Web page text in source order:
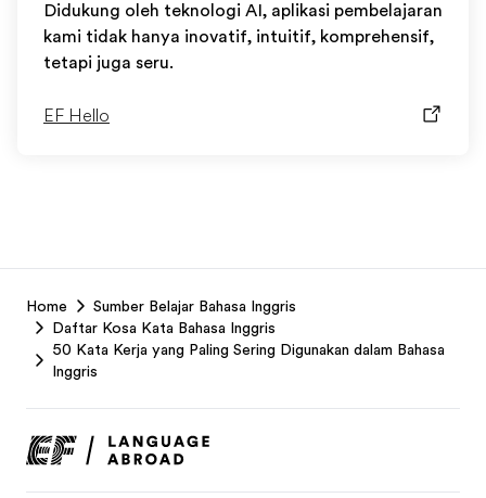
Didukung oleh teknologi AI, aplikasi pembelajaran
kami tidak hanya inovatif, intuitif, komprehensif,
tetapi juga seru.
EF Hello
Footer
Home
Sumber Belajar Bahasa Inggris
Daftar Kosa Kata Bahasa Inggris
50 Kata Kerja yang Paling Sering Digunakan dalam Bahasa
Inggris